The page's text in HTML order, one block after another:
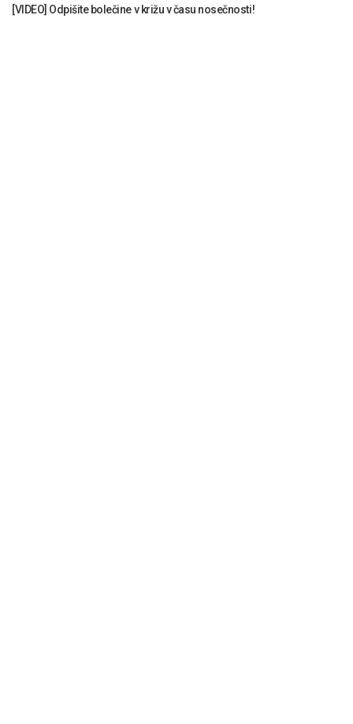
[VIDEO] Odpišite bolečine v križu v času nosečnosti!